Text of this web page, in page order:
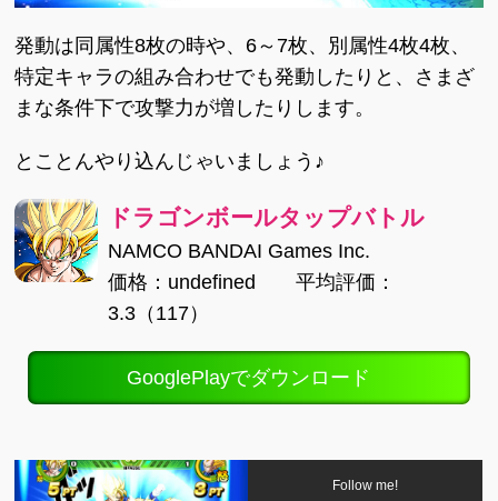
発動は同属性8枚の時や、6～7枚、別属性4枚4枚、
特定キャラの組み合わせでも発動したりと、さまざ
まな条件下で攻撃力が増したりします。
とことんやり込んじゃいましょう♪
ドラゴンボールタップバトル
NAMCO BANDAI Games Inc.
価格：undefined 平均評価：
3.3（117）
GooglePlayでダウンロード
Follow me!